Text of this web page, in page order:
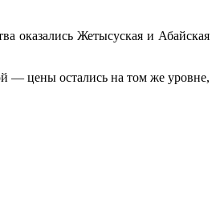
оказались Жетысуская и Абайская
— цены остались на том же уровне,